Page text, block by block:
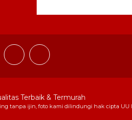
Terbaik & Termurah
tanpa ijin, foto kami dilindungi hak cipta UU